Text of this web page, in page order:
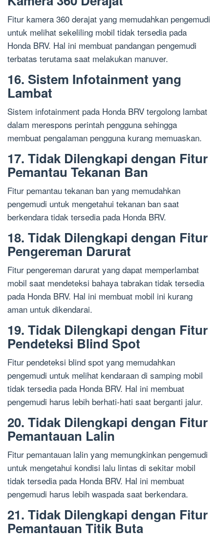
Fitur kamera 360 derajat yang memudahkan pengemudi
untuk melihat sekeliling mobil tidak tersedia pada
Honda BRV. Hal ini membuat pandangan pengemudi
terbatas terutama saat melakukan manuver.
16. Sistem Infotainment yang
Lambat
Sistem infotainment pada Honda BRV tergolong lambat
dalam merespons perintah pengguna sehingga
membuat pengalaman pengguna kurang memuaskan.
17. Tidak Dilengkapi dengan Fitur
Pemantau Tekanan Ban
Fitur pemantau tekanan ban yang memudahkan
pengemudi untuk mengetahui tekanan ban saat
berkendara tidak tersedia pada Honda BRV.
18. Tidak Dilengkapi dengan Fitur
Pengereman Darurat
Fitur pengereman darurat yang dapat memperlambat
mobil saat mendeteksi bahaya tabrakan tidak tersedia
pada Honda BRV. Hal ini membuat mobil ini kurang
aman untuk dikendarai.
19. Tidak Dilengkapi dengan Fitur
Pendeteksi Blind Spot
Fitur pendeteksi blind spot yang memudahkan
pengemudi untuk melihat kendaraan di samping mobil
tidak tersedia pada Honda BRV. Hal ini membuat
pengemudi harus lebih berhati-hati saat berganti jalur.
20. Tidak Dilengkapi dengan Fitur
Pemantauan Lalin
Fitur pemantauan lalin yang memungkinkan pengemudi
untuk mengetahui kondisi lalu lintas di sekitar mobil
tidak tersedia pada Honda BRV. Hal ini membuat
pengemudi harus lebih waspada saat berkendara.
21. Tidak Dilengkapi dengan Fitur
Pemantauan Titik Buta